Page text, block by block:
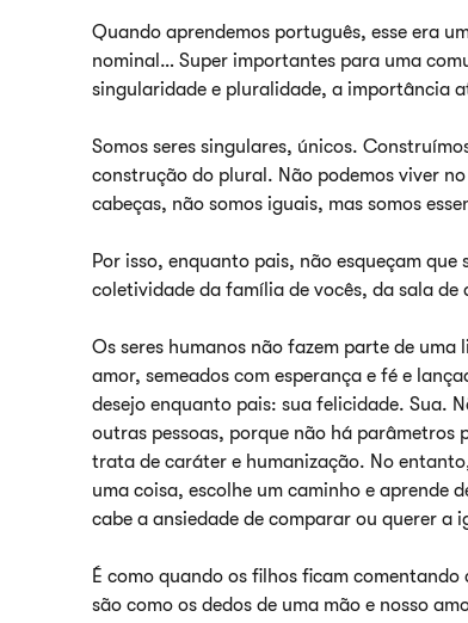
Quando aprendemos português, esse era
nominal… Super importantes para uma
singularidade e pluralidade, a importância
Somos seres singulares, únicos.
construção do plural. Não podemos viver
cabeças, não somos iguais, mas somos
Por isso, enquanto pais, não esqueçam
coletividade da família de vocês, da sala
Os seres humanos não fazem parte de
amor, semeados com esperança e fé e
desejo enquanto pais: sua felicidade. Sua.
outras pessoas, porque não há parâmetros
trata de caráter e humanização. No
uma coisa, escolhe um caminho e aprende
cabe a ansiedade de comparar ou querer a
É como quando os filhos ficam
são como os dedos de uma mão e nosso